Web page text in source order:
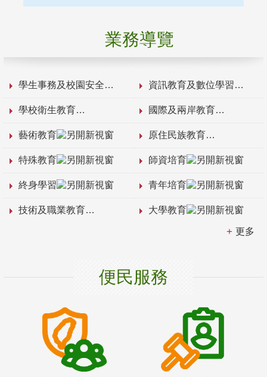
業務導覽
學生事務及校園安全 資訊教育及數位學習
學校衛生教育 國際及兩岸教育
藝術教育 原住民族教育
特殊教育 師資培育
終身學習 青年培育
技術及職業教育 大學教育
更多
便民服務